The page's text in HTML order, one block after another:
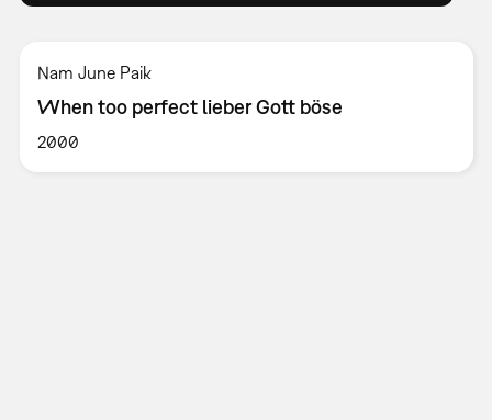
Nam June Paik
When too perfect lieber Gott böse
2000